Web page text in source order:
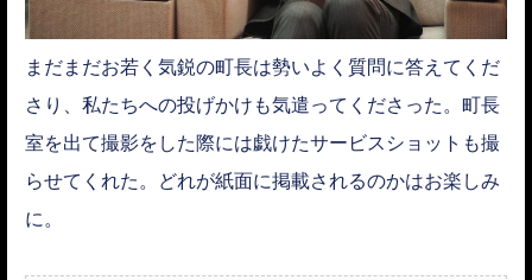
まだまだお若く気鋭の町長は勢いよく質問に答えてくだ
さり、私たちへの投げかけも気遣ってくださった。町長
室を出て撮影をした際には戯けたサービスショットも撮
らせてくれた。どれが紙面に掲載されるのかはお楽しみ
に。